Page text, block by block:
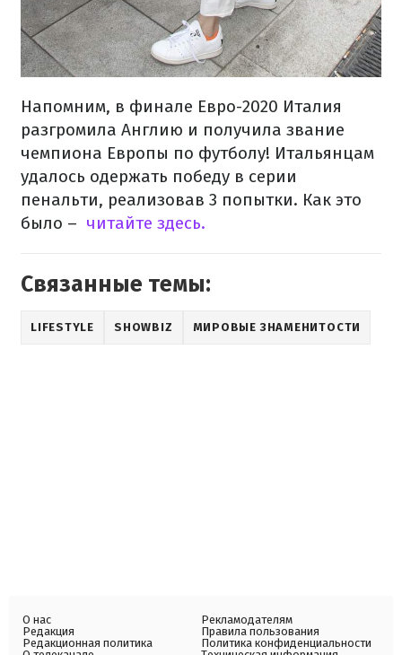
Напомним, в финале Евро-2020 Италия
разгромила Англию и получила звание
чемпиона Европы по футболу! Итальянцам
удалось одержать победу в серии
пенальти, реализовав 3 попытки. Как это
было – читайте здесь.
Связанные темы:
LIFESTYLE SHOWBIZ МИРОВЫЕ ЗНАМЕНИТОСТИ
О нас
Редакция
Редакционная политика
Рекламодателям
Правила пользования
Политика конфиденциальности